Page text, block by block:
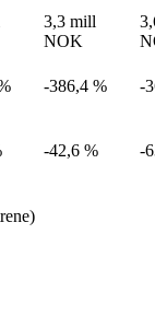
3,3 mill
NOK
-386,4 % -
-42,6 % -